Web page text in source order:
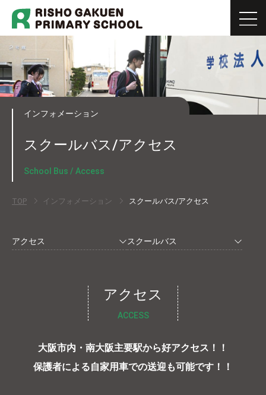
インフォメーション
スクールバス/アクセス
School Bus / Access
TOP インフォメーション スクールバス/アクセス
アクセス スクールバス
アクセス
ACCESS
大阪市内・南大阪主要駅から好アクセス！！
保護者による自家用車での送迎も可能です！！